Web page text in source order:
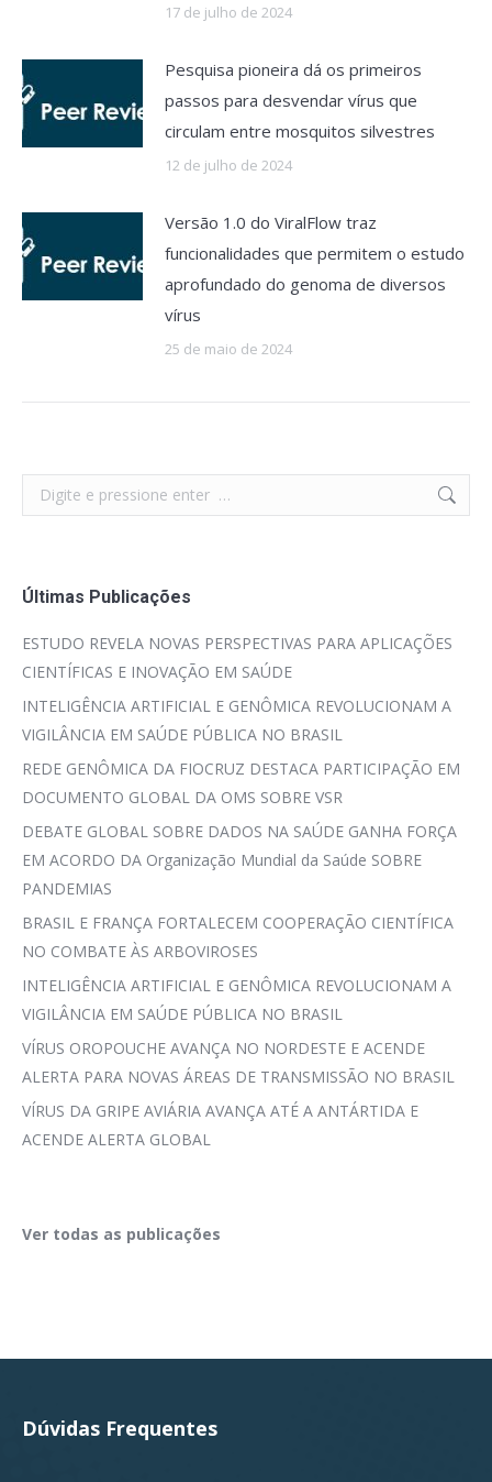
17 de julho de 2024
Pesquisa pioneira dá os primeiros
passos para desvendar vírus que
circulam entre mosquitos silvestres
12 de julho de 2024
Versão 1.0 do ViralFlow traz
funcionalidades que permitem o estudo
aprofundado do genoma de diversos
vírus
25 de maio de 2024
Search:
Últimas Publicações
ESTUDO REVELA NOVAS PERSPECTIVAS PARA APLICAÇÕES
CIENTÍFICAS E INOVAÇÃO EM SAÚDE
INTELIGÊNCIA ARTIFICIAL E GENÔMICA REVOLUCIONAM A
VIGILÂNCIA EM SAÚDE PÚBLICA NO BRASIL
REDE GENÔMICA DA FIOCRUZ DESTACA PARTICIPAÇÃO EM
DOCUMENTO GLOBAL DA OMS SOBRE VSR
DEBATE GLOBAL SOBRE DADOS NA SAÚDE GANHA FORÇA
EM ACORDO DA Organização Mundial da Saúde SOBRE
PANDEMIAS
BRASIL E FRANÇA FORTALECEM COOPERAÇÃO CIENTÍFICA
NO COMBATE ÀS ARBOVIROSES
INTELIGÊNCIA ARTIFICIAL E GENÔMICA REVOLUCIONAM A
VIGILÂNCIA EM SAÚDE PÚBLICA NO BRASIL
VÍRUS OROPOUCHE AVANÇA NO NORDESTE E ACENDE
ALERTA PARA NOVAS ÁREAS DE TRANSMISSÃO NO BRASIL
VÍRUS DA GRIPE AVIÁRIA AVANÇA ATÉ A ANTÁRTIDA E
ACENDE ALERTA GLOBAL
Ver todas as publicações
Dúvidas Frequentes